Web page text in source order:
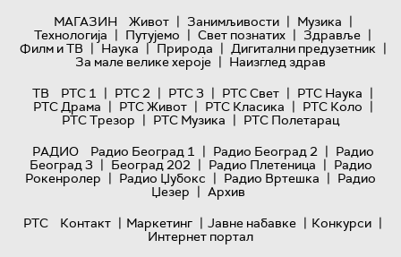
МАГАЗИН
Живот | Занимљивости | Музика |
Технологијa | Путујемо | Свет познатих | Здравље |
Филм и ТВ | Наука | Природа | Дигитални предузетник |
За мале велике хероје | Наизглед здрав
ТВ
РТС 1 | РТС 2 | РТС 3 | РТС Свет | РТС Наука |
РТС Драма | РТС Живот | РТС Класика | РТС Коло |
РТС Трезор | РТС Музика | РТС Полетарац
РАДИО
Радио Београд 1 | Радио Београд 2 | Радио
Београд 3 | Београд 202 | Радио Плетеница | Радио
Рокенролер | Радио Џубокс | Радио Вртешка | Радио
Џезер | Архив
РТС
Контакт | Маркетинг | Јавне набавке | Конкурси |
Интернет портал